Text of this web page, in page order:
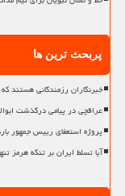
پربحث ترین ها
خبرنگاران رزمندگانی هستند
عراقچی در پیامی درگذشت
پروژه استعفای رییس جمهور
آیا تسلط ایران بر تنگه هرمز